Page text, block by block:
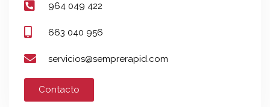
964 049 422
663 040 956
servicios@semprerapid.com
Contacto